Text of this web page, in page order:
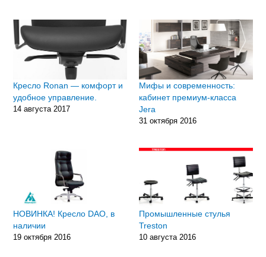
Кресло Ronan — комфорт и
удобное управление.
14 августа 2017
Мифы и современность:
кабинет премиум-класса
Jera
31 октября 2016
НОВИНКА! Кресло DAO, в
наличии
19 октября 2016
Промышленные стулья
Treston
10 августа 2016